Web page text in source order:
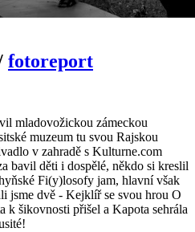
fotoreport
mladovožickou zámeckou
muzeum tu svou Rajskou
v zahradě s Kulturne.com
bavil děti i dospělé, někdo si kreslil
Fi(y)losofy jam, hlavní však
jsme dvě - Kejklíř se svou hrou O
k šikovnosti přišel a Kapota sehrála